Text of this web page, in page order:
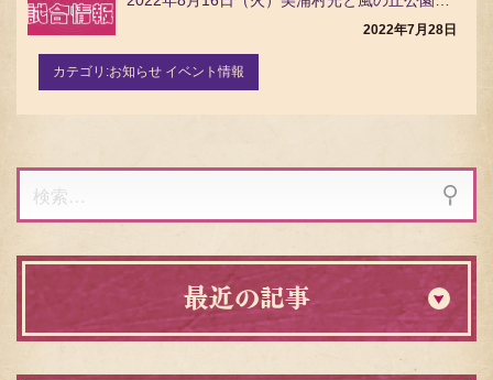
2022年7月28日
カテゴリ:お知らせ イベント情報
索:
最近の記事